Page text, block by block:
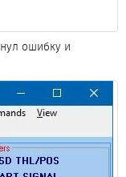
ошибку и